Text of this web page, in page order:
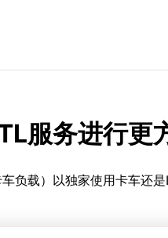
服务进行更
负载）以独家使用卡车还